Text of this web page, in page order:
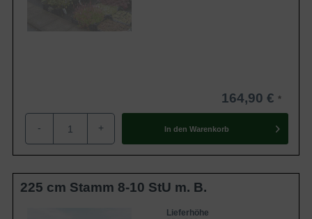
164,90 €
- + In den Warenkorb
225 cm Stamm 8-10 StU m. B.
Lieferhöhe